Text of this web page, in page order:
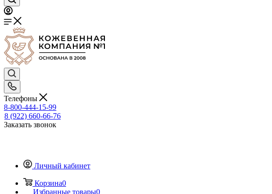
Телефоны
8-800-444-15-99
8 (922) 660-66-76
Заказать звонок
Личный кабинет
Корзина0
Избранные товары0